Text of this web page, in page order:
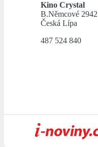
Kino Crystal
B.Němcové 2942
Česká Lípa
487 524 840